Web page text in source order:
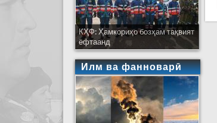
КҲФ: Ҳамкориҳо бозҳам тақвият
ёфтаанд
Илм ва фанноварӣ